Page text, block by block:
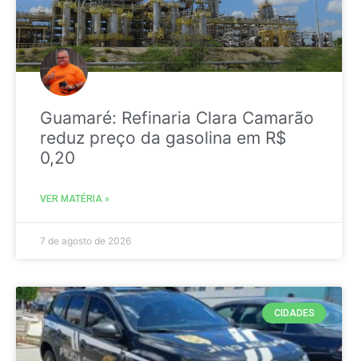
Guamaré: Refinaria Clara Camarão
reduz preço da gasolina em R$
0,20
VER MATÉRIA »
7 de agosto de 2026
CIDADES